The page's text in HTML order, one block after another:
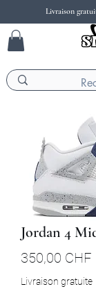
Livraison
Jordan 4
350,00 CHF
Livraison gratuite